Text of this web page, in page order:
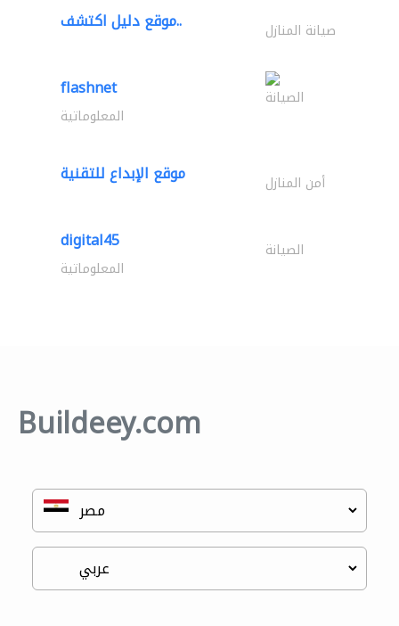
موقع دليل اكتشف.. صيانة المنازل
flashnet الصيانة
المعلوماتية
موقع الإبداع للتقنية أمن المنازل
digital45 الصيانة
المعلوماتية
Buildeey.com